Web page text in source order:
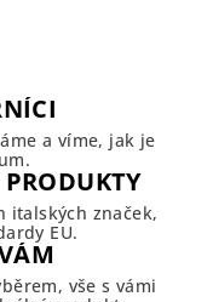
a víme, jak je
italských značek,
EU.
vše s vámi